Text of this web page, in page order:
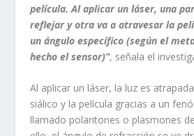
película. Al aplicar un láser, una
reflejar y otra va a atravesar la
un ángulo específico (según el
hecho el sensor)”, señala el
Al aplicar un láser, la luz es
siálico y la película gracias a un
llamado polaritones o plasmones